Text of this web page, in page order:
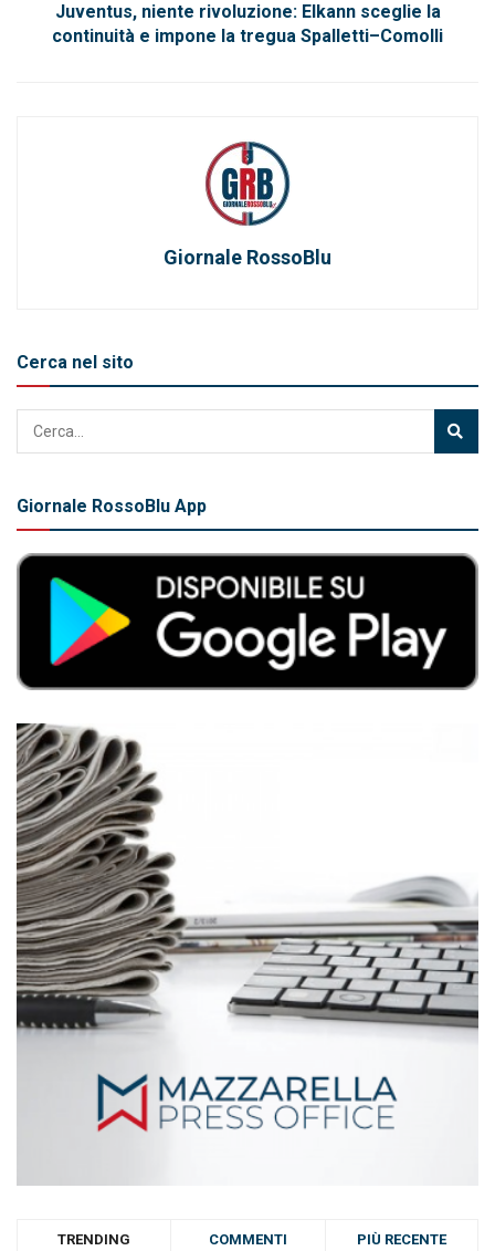
Juventus, niente rivoluzione: Elkann sceglie la
continuità e impone la tregua Spalletti–Comolli
Giornale RossoBlu
Cerca nel sito
Giornale RossoBlu App
TRENDING COMMENTI PIÙ RECENTE